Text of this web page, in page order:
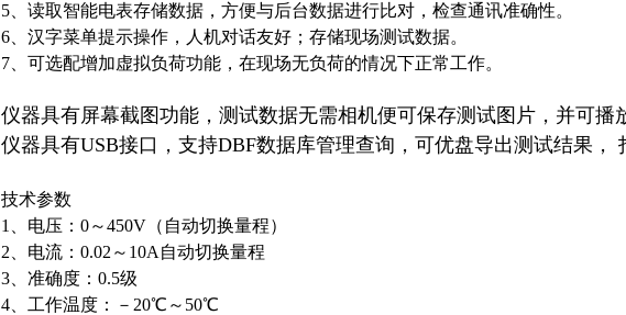
5、读取智能电表存储数据，方便与后台数据进行比对，检查通讯准确性。
6、汉字菜单提示操作，人机对话友好；存储现场测试数据。
7、可选配增加虚拟负荷功能，在现场无负荷的情况下正常工作。
仪器具有屏幕截图功能，测试数据无需相机便可保存测试图片，并可播
仪器具有USB接口，支持DBF数据库管理查询，可优盘导出测试结果，
技术参数
1、电压：0～450V（自动切换量程）
2、电流：0.02～10A自动切换量程
3、准确度：0.5级
4、工作温度：－20℃～50℃